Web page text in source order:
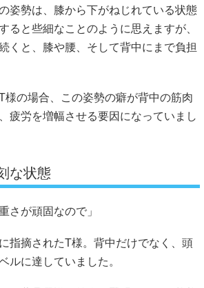
姿勢は、膝から下がねじれている状態
ると些細なことのように思えますが、
くと、膝や腰、そして背中にまで負担
様の場合、この姿勢の癖が背中の筋肉
疲労を増幅させる要因になっていまし
な状態
さが頑固なので」
指摘されたT様。背中だけでなく、頭
ルに達していました。